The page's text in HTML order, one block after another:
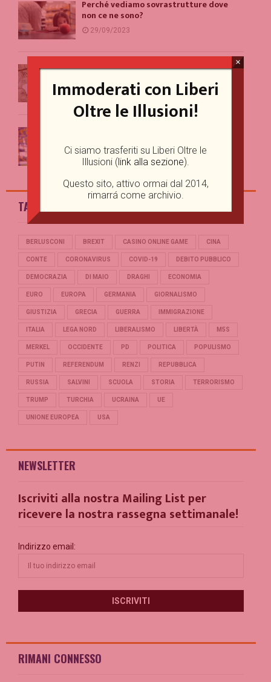
Perché vediamo sovrastrutture dove
non ce ne sono?
29/09/2023
I limiti della libertà d’espressione: una
18/09/2023
11/09/2023
TAG
BERLUSCONI BREXIT CASINO ONLINE GAME CINA
CONTE CORONAVIRUS COVID-19 DEBITO PUBBLICO
DEMOCRAZIA DI MAIO DRAGHI ECONOMIA
EURO EUROPA GERMANIA GIORNALISMO
GIUSTIZIA GRECIA GUERRA IMMIGRAZIONE
ITALIA LEGA NORD LIBERALISMO LIBERTÀ M5S
MERKEL OCCIDENTE PD POLITICA POPULISMO
PUTIN REFERENDUM RENZI REPUBBLICA
RUSSIA SALVINI SCUOLA STORIA TERRORISMO
TRUMP TURCHIA UCRAINA UE
UNIONE EUROPEA USA
NEWSLETTER
Iscriviti alla nostra Mailing List per
ricevere la nostra rassegna settimanale!
Indirizzo email:
RIMANI CONNESSO
Immoderati con Liberi
Oltre le Illusioni!
Ci siamo trasferiti su Liberi Oltre le
Illusioni (link alla sezione).
Questo sito, attivo ormai dal 2014,
rimarrá come archivio.
×